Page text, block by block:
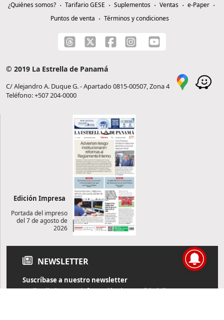
¿Quiénes somos? Tarifario GESE Suplementos Ventas
e-Paper
Puntos de venta
Términos y condiciones
© 2019 La Estrella de Panamá
C/ Alejandro A. Duque G. - Apartado 0815-00507, Zona 4
Teléfono: +507 204-0000
Edición Impresa
Portada del impreso
del 7 de agosto de
2026
NEWSLETTER
Suscríbase a nuestro newsletter
Reciba diariamente información de actualidad directamente en